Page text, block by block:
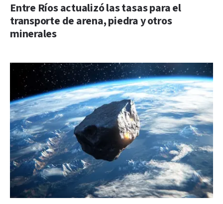
Entre Ríos actualizó las tasas para el
transporte de arena, piedra y otros
minerales